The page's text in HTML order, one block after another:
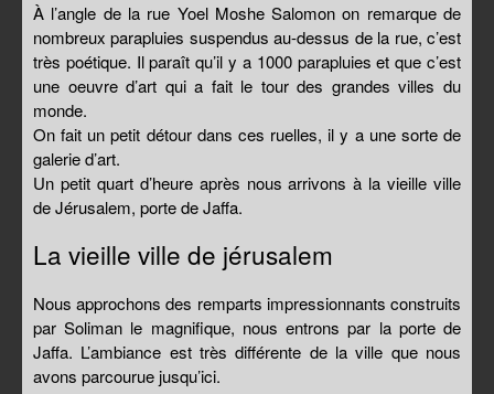
À l’angle de la rue Yoel Moshe Salomon on remarque de
nombreux parapluies suspendus au-dessus de la rue, c’est
très poétique. Il paraît qu’il y a 1000 parapluies et que c’est
une oeuvre d’art qui a fait le tour des grandes villes du
monde.
On fait un petit détour dans ces ruelles, il y a une sorte de
galerie d’art.
Un petit quart d’heure après nous arrivons à la vieille ville
de Jérusalem, porte de Jaffa.
La vieille ville de jérusalem
Nous approchons des remparts impressionnants construits
par Soliman le magnifique, nous entrons par la porte de
Jaffa. L’ambiance est très différente de la ville que nous
avons parcourue jusqu’ici.